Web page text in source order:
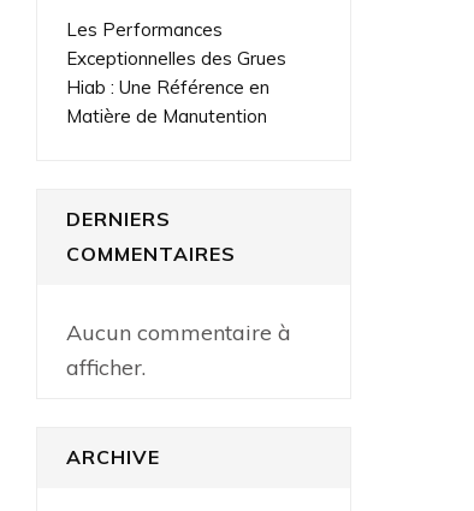
Les Performances
Exceptionnelles des Grues
Hiab : Une Référence en
Matière de Manutention
DERNIERS
COMMENTAIRES
Aucun commentaire à
afficher.
ARCHIVE